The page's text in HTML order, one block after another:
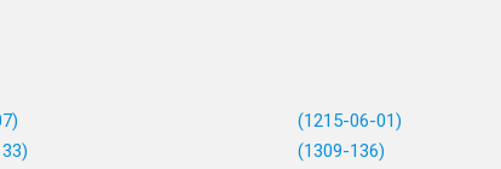
(1215-06-01)
(1309-136)